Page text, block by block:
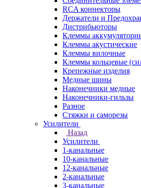
RCA коннекторы
Держатели и
Дистрибьюторы
Клеммы
Клеммы акустические
Клеммы вилочные
Клеммы кольцевые
Крепежные изделия
Медные шины
Наконечники медные
Наконечники-гильзы
Разное
Стяжки и саморезы
Усилители
Назад
Усилители
1-канальные
10-канальные
12-канальные
2-канальные
3-канальные